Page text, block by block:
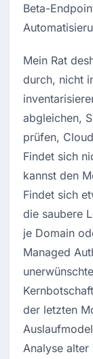
Beta-
Mein Rat
durch, nicht
abgleichen,
prüfen,
Findet sich
kannst den
Findet sich
die saubere
je Domain
Managed
der letzten
Analyse